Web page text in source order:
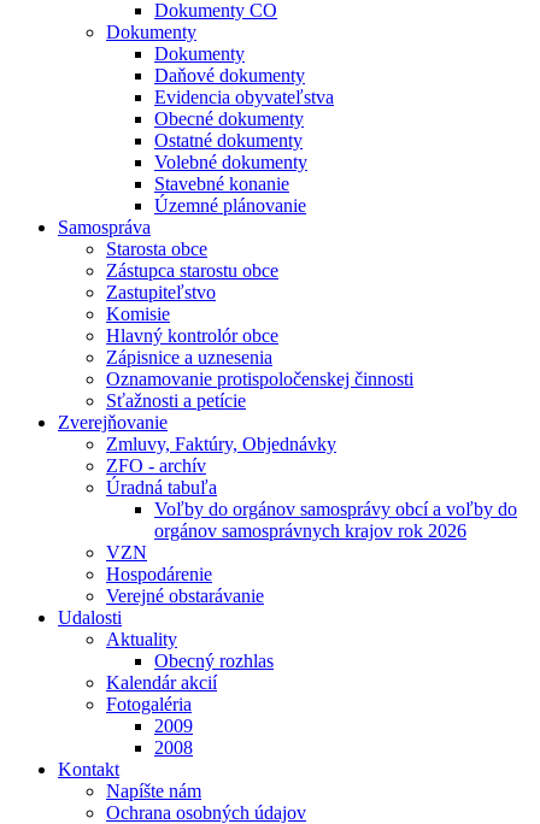
Dokumenty CO
Dokumenty
Dokumenty
Daňové dokumenty
Evidencia obyvateľstva
Obecné dokumenty
Ostatné dokumenty
Volebné dokumenty
Stavebné konanie
Územné plánovanie
Samospráva
Starosta obce
Zástupca starostu obce
Zastupiteľstvo
Komisie
Hlavný kontrolór obce
Zápisnice a uznesenia
Oznamovanie protispoločenskej činnosti
Sťažnosti a petície
Zverejňovanie
Zmluvy, Faktúry, Objednávky
ZFO - archív
Úradná tabuľa
Voľby do orgánov samosprávy obcí a voľby do
orgánov samosprávnych krajov rok 2026
VZN
Hospodárenie
Verejné obstarávanie
Udalosti
Aktuality
Obecný rozhlas
Kalendár akcií
Fotogaléria
2009
2008
Kontakt
Napíšte nám
Ochrana osobných údajov